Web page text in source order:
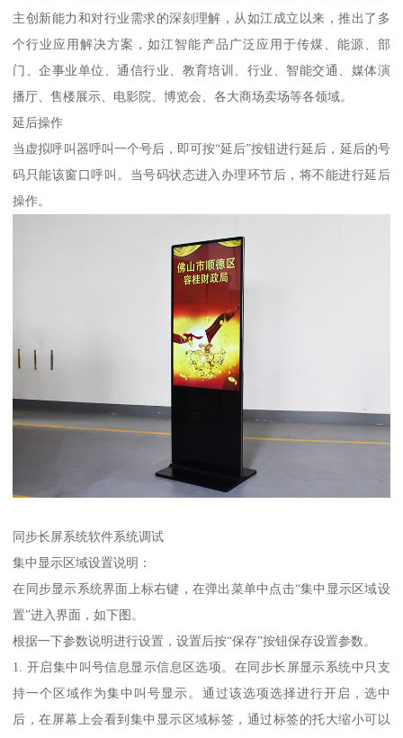
主创新能力和对行业需求的深刻理解，从如江成立以来，推出了多
个行业应用解决方案，如江智能产品广泛应用于传煤、能源、部
门、企事业单位、通信行业、教育培训、行业、智能交通、媒体演
播厅、售楼展示、电影院、博览会、各大商场卖场等各领域。
延后操作
当虚拟呼叫器呼叫一个号后，即可按“延后”按钮进行延后，延后的号
码只能该窗口呼叫。当号码状态进入办理环节后，将不能进行延后
操作。
同步长屏系统软件系统调试
集中显示区域设置说明：
在同步显示系统界面上标右键，在弹出菜单中点击“集中显示区域设
置”进入界面，如下图。
根据一下参数说明进行设置，设置后按“保存”按钮保存设置参数。
1. 开启集中叫号信息显示信息区选项。在同步长屏显示系统中只支
持一个区域作为集中叫号显示。通过该选项选择进行开启，选中
后，在屏幕上会看到集中显示区域标签，通过标签的托大缩小可以